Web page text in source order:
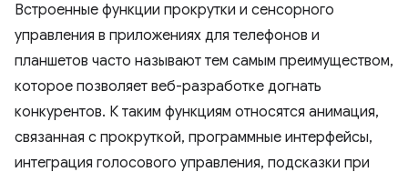
Встроенные функции прокрутки и сенсорного
управления в приложениях для телефонов и
планшетов часто называют тем самым преимуществом,
которое позволяет веб-разработке догнать
конкурентов. К таким функциям относятся анимация,
связанная с прокруткой, программные интерфейсы,
интеграция голосового управления, подсказки при